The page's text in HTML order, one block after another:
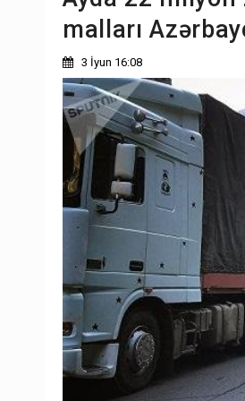
malları
3 İyun 16:08